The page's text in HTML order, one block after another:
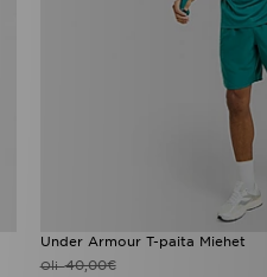
Under Armour T-paita Miehet
Oli40,00€